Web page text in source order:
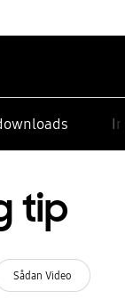
tip
Sådan Video